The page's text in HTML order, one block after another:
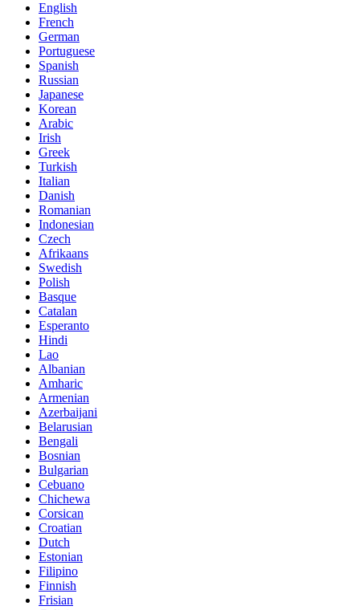
English
French
German
Portuguese
Spanish
Russian
Japanese
Korean
Arabic
Irish
Greek
Turkish
Italian
Danish
Romanian
Indonesian
Czech
Afrikaans
Swedish
Polish
Basque
Catalan
Esperanto
Hindi
Lao
Albanian
Amharic
Armenian
Azerbaijani
Belarusian
Bengali
Bosnian
Bulgarian
Cebuano
Chichewa
Corsican
Croatian
Dutch
Estonian
Filipino
Finnish
Frisian